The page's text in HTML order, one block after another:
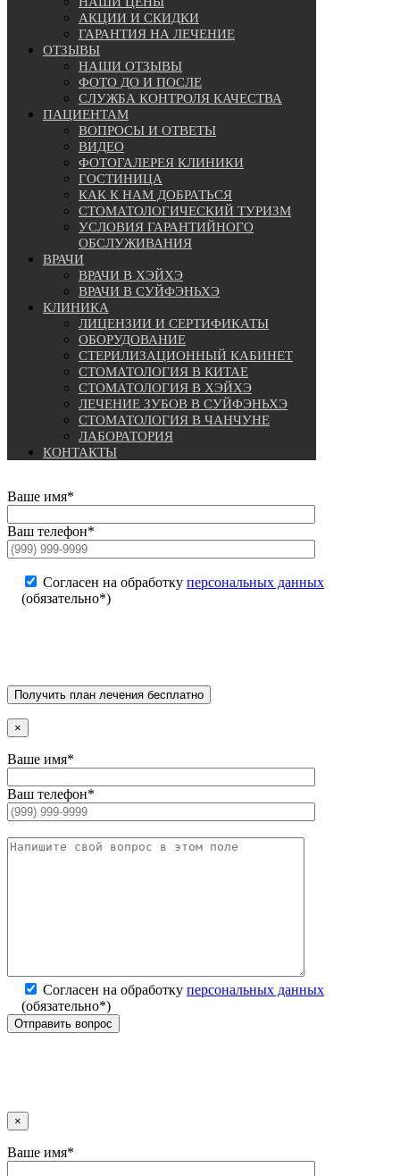
АКЦИИ И СКИДКИ
ГАРАНТИЯ НА ЛЕЧЕНИЕ
ОТЗЫВЫ
НАШИ ОТЗЫВЫ
ФОТО ДО И ПОСЛЕ
СЛУЖБА КОНТРОЛЯ КАЧЕСТВА
ПАЦИЕНТАМ
ВОПРОСЫ И ОТВЕТЫ
ВИДЕО
ФОТОГАЛЕРЕЯ КЛИНИКИ
ГОСТИНИЦА
КАК К НАМ ДОБРАТЬСЯ
СТОМАТОЛОГИЧЕСКИЙ ТУРИЗМ
УСЛОВИЯ ГАРАНТИЙНОГО
ОБСЛУЖИВАНИЯ
ВРАЧИ
ВРАЧИ В ХЭЙХЭ
ВРАЧИ В СУЙФЭНЬХЭ
КЛИНИКА
ЛИЦЕНЗИИ И СЕРТИФИКАТЫ
ОБОРУДОВАНИЕ
СТЕРИЛИЗАЦИОННЫЙ КАБИНЕТ
СТОМАТОЛОГИЯ В КИТАЕ
СТОМАТОЛОГИЯ В ХЭЙХЭ
ЛЕЧЕНИЕ ЗУБОВ В СУЙФЭНЬХЭ
СТОМАТОЛОГИЯ В ЧАНЧУНЕ
ЛАБОРАТОРИЯ
КОНТАКТЫ
Ваше имя*
Ваш телефон*
Согласен на обработку персональных данных
(обязательно*)
×
Ваше имя*
Ваш телефон*
Согласен на обработку персональных данных
(обязательно*)
×
Ваше имя*